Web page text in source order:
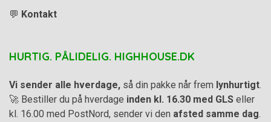
💬 Kontakt
HURTIG. PÅLIDELIG. HIGHHOUSE.DK
Vi sender alle hverdage, så din pakke når frem lynhurtigt.
🚀 Bestiller du på hverdage inden kl. 16.30 med GLS eller
kl. 16.00 med PostNord, sender vi den afsted samme dag.